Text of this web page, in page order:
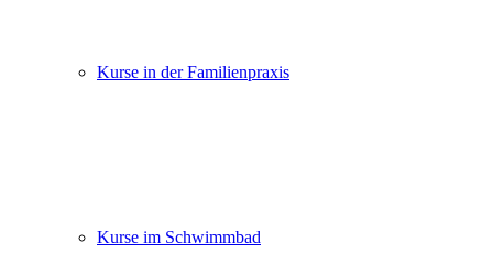
Kurse in der Familienpraxis
Kurse im Schwimmbad